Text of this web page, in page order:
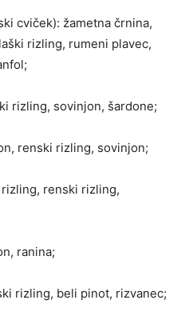
cviček): žametna črnina,
rizling, rumeni plavec,
rizling, sovinjon, šardone;
renski rizling, sovinjon;
renski rizling,
ranina;
rizling, beli pinot, rizvanec;